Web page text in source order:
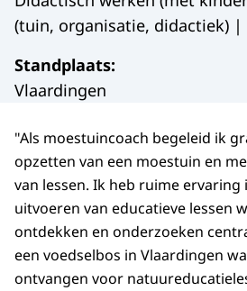
(tuin, organisatie, didactiek) |
Standplaats:
Vlaardingen
"Als moestuincoach begeleid ik
opzetten van een moestuin en
van lessen. Ik heb ruime ervaring
uitvoeren van educatieve lessen
ontdekken en onderzoeken
een voedselbos in Vlaardingen
ontvangen voor